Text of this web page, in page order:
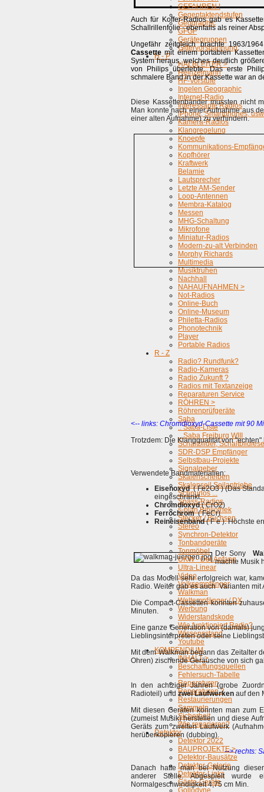
GEFAHREN !
Gegentaktendstufen
Geographic
GFGF
Gerätegruppen
Gittervorspannung
H - P
HALBLEITER >
Heinzelmann
HF-Vorstufe
Ingelen Geographic
Internet-Radio
Interessante Radios
iPhone, Smartphones,
Kamera-Radios
Klangregelung
Knoepfe
Kommunikations-
Kopfhörer
Kraftwerk
Belamie
Lautsprecher
Letzte AM-Sender
Loop-Antennen
Membra-Katalog
Messen
MHG-Schaltung
Mikrofone
Miniatur-Radios
Modern-zu-alt Verbinden
Morphy Richards
Multimedia
Musiktruhen
Nachhall
NAHAUFNAHMEN >
Not-Radios
Online-Buch
Online-Museum
Philetta-Radios
Phonotechnik
Player
Portable Radios
R - Z
Radio? Rundfunk?
Radio-Kameras
Radio Zukunft ?
Radios mit Textanzeige
Reparaturen Service
RÖHREN >
Röhrenprüfgeräte
Saba
.. Saba-Liste
.. Saba Freiburg WIII
Schaltbilder,
SDR-DSP Empfänger
Selbstbau-Projekte
Signalgeber
Skalenscheiben
Skalenseil Seilantriebe
Schnurlos ...
Spass-Radios
s-plan Bibliothek
Stecker / Buchsen
Stereo
Synchron-Detektor
Tonbandgeräte
Tonmöbel
UKW - Der Anfang
Ultra-Linear
Video
Volksempfänger
Walkman
Weltempfänger / DX
Werbung
Widerstandskode
Wie funktioniert Radio?
Wissensstand
Youtube
KOMPENDIUM
INHALT >
Beschaffungsquellen
Fehlersuch-Tabelle
Reparaturen
Reparaturen 2
Restaurierungen
Sammeln
Sicherheit
Wie reparieren?
Detektor
Detektor 2022
BAUPROJEKTE >
Detektor-Bausätze
Detektor-Galerie
Detektor-Links
Gäste-Geräte
Gollodyne
Auch für Koffer-Radios gab es
Schallrillenfolie - ebenfalls als reiner
Ungefähr zeitgleich brachte 1963/1964
Cassette mit einem portablen
System heraus, welches deutlich
von Philips überlebte. Das erste
schmalere Band in der Kassette war an
Diese Kassettenbänder mussten nicht
Man konnte nach einer Aufnahme aus
einer alten Aufnahme) zu verhindern.
<-- links: Chromdioxyd-Cassette mit 90
Trotzdem: Die Klangqualität von
Verwendete Bandmaterialien:
Eisenoxyd( Fe2O3 ) (Das
eingeschränkt.
Chromdioxyd( CrO2)
Ferrochrom( FeCr)
Reineisenband( F e ). Höchste
Der Sony
machte Musik
Da das Modell sehr erfolgreich war,
Radio. Weiter gab es auch Varianten
Die Compact-Cassetten konnten
Minuten.
Eine ganze Generation von (damals)
Lieblingsinterpreten oder seine
Mit dem Walkman begann das Zeitalter
Ohren) zischende Geräusche von sich
In den achtziger Jahren (grobe
Radioteil) und zwei Laufwerken auf den
Mit diesen Geräten konnten man zum
(zumeist Musik) herstellen und diese
Geräts zum zweiten Laufwerk
herüberkopieren (dubbing).
--> rechts:
Danach hatte man bei Nutzung
anderer Stelle. Abgespielt wurde
Normalgeschwindigkeit 4,75 cm Min.